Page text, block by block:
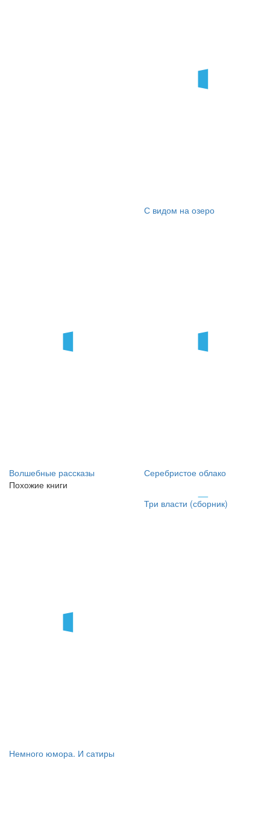
С видом на озеро
Волшебные рассказы
Серебристое облако
Похожие книги
Немного юмора. И сатиры
Три власти (сборник)